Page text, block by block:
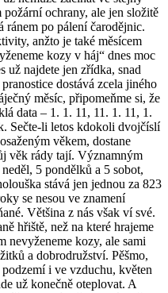
ochrany, ale jen složitě
ránem po pálení čarodějnic.
anžto je také měsícem
kozy v háj“ dnes moc
už najdete jen zřídka, snad
dostává zcela jiného
měsíc, připomeňme si, že
data – 1. 1. 11, 11. 1. 11, 1.
Sečte-li letos kdokoli dvojčíslí
věkem, dostane
věk rády tají. Významným
5 pondělků a 5 sobot,
stává jen jednou za 823
se nesou ve znamení
Většina z nás však ví své.
hřiště, než na které hrajeme
nevyženeme kozy, ale sami
a dobrodružství. Pěšmo,
i ve vzduchu, květen
už konečně oteplovat. A